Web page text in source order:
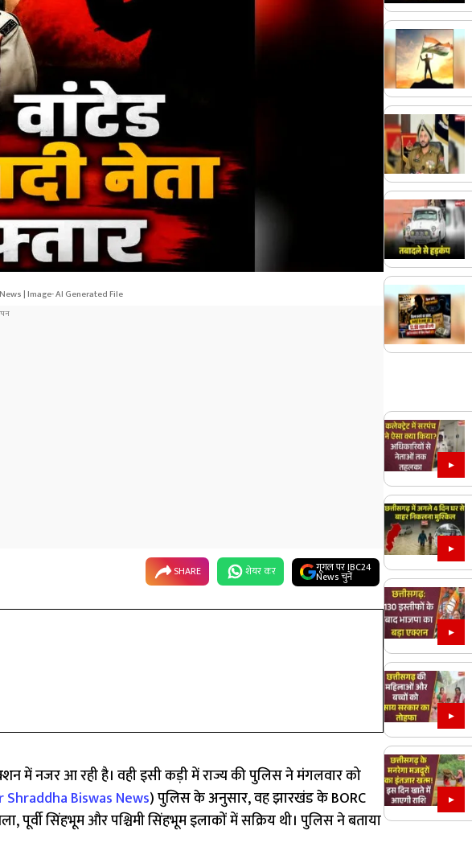
| Image- AI Generated File
SHARE शेयर कर गूगल पर IBC24
News चुनें
में नजर आ रही है। वही इसी कड़ी में राज्य की पुलिस ने मंगलवार को
Biswas News) पुलिस के अनुसार, वह झारखंड के BORC
सिंहभूम और पश्चिमी सिंहभूम इलाकों में सक्रिय थी। पुलिस ने बताया